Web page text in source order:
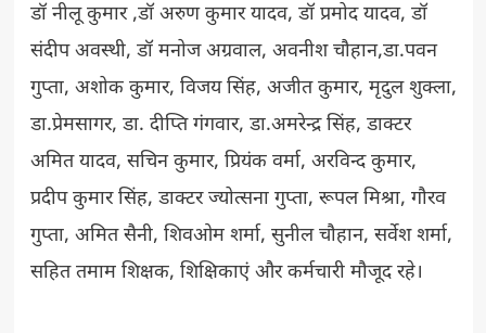
डॉ नीलू कुमार ,डॉ अरुण कुमार यादव, डॉ प्रमोद यादव, डॉ
संदीप अवस्थी, डॉ मनोज अग्रवाल, अवनीश चौहान,डा.पवन
गुप्ता, अशोक कुमार, विजय सिंह, अजीत कुमार, मृदुल शुक्ला,
डा.प्रेमसागर, डा. दीप्ति गंगवार, डा.अमरेन्द्र सिंह, डाक्टर
अमित यादव, सचिन कुमार, प्रियंक वर्मा, अरविन्द कुमार,
प्रदीप कुमार सिंह, डाक्टर ज्योत्सना गुप्ता, रूपल मिश्रा, गौरव
गुप्ता, अमित सैनी, शिवओम शर्मा, सुनील चौहान, सर्वेश शर्मा,
सहित तमाम शिक्षक, शिक्षिकाएं और कर्मचारी मौजूद रहे।